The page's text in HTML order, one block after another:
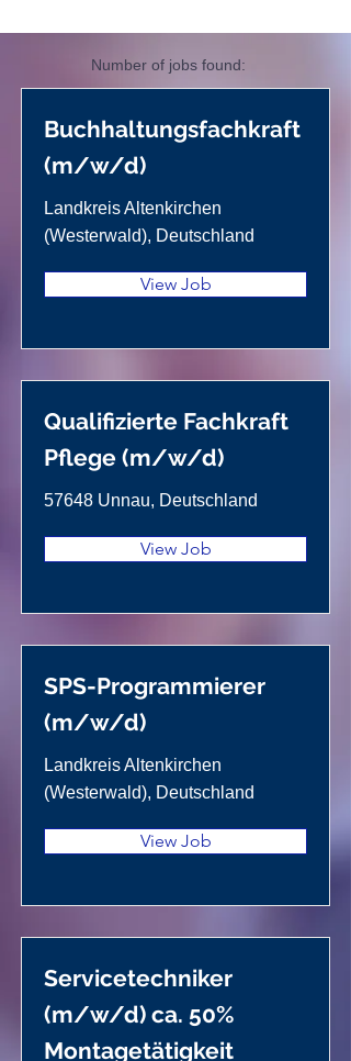
Number of jobs found:
Buchhaltungsfachkraft
(m/w/d)
Landkreis Altenkirchen
(Westerwald), Deutschland
View Job
Qualifizierte Fachkraft
Pflege (m/w/d)
57648 Unnau, Deutschland
View Job
SPS-Programmierer
(m/w/d)
Landkreis Altenkirchen
(Westerwald), Deutschland
View Job
Servicetechniker
(m/w/d) ca. 50%
Montagetätigkeit